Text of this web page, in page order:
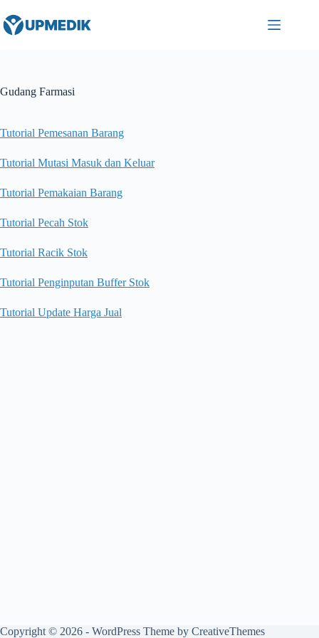
to
content
Gudang Farmasi
Tutorial Pemesanan Barang
Tutorial Mutasi Masuk dan Keluar
Tutorial Pemakaian Barang
Tutorial Pecah Stok
Tutorial Racik Stok
Tutorial Penginputan Buffer Stok
Tutorial Update Harga Jual
Copyright © 2026 - WordPress Theme by CreativeThemes